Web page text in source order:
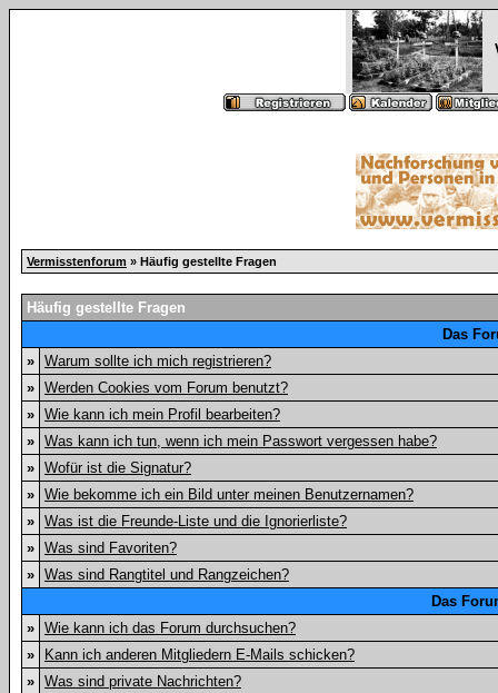
Vermisstenforum » Häufig gestellte Fragen
Häufig gestellte Fragen
Das
» Warum sollte ich mich registrieren?
» Werden Cookies vom Forum benutzt?
» Wie kann ich mein Profil bearbeiten?
» Was kann ich tun, wenn ich mein Passwort vergessen habe?
» Wofür ist die Signatur?
» Wie bekomme ich ein Bild unter meinen Benutzernamen?
» Was ist die Freunde-Liste und die Ignorierliste?
» Was sind Favoriten?
» Was sind Rangtitel und Rangzeichen?
Das
» Wie kann ich das Forum durchsuchen?
»
Kann ich anderen Mitgliedern E-Mails schicken?
» Was sind private Nachrichten?